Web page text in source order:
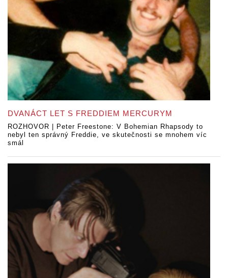
DVANÁCT LET S FREDDIEM MERCURYM
ROZHOVOR | Peter Freestone: V Bohemian Rhapsody to
nebyl ten správný Freddie, ve skutečnosti se mnohem víc
smál